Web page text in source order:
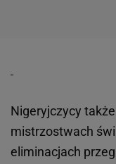
Nigeryjczycy
mistrzostwach
eliminacjach